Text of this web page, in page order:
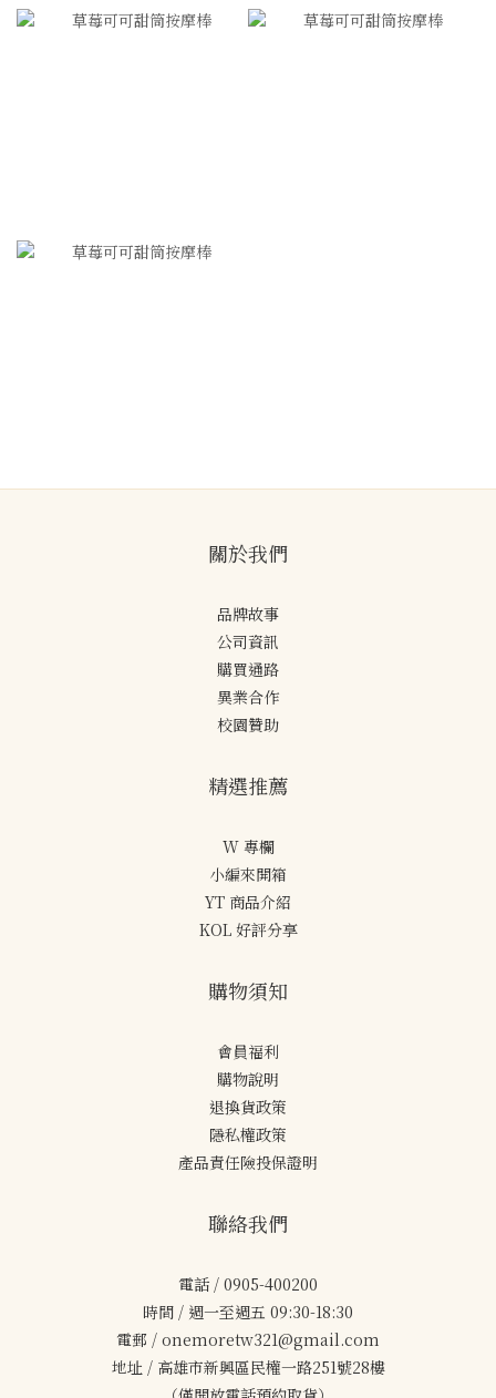
關於我們
品牌故事
公司資訊
購買通路
異業合作
校園贊助
精選推薦
W 專欄
小編來開箱
YT 商品介紹
KOL 好評分享
購物須知
會員福利
購物說明
退換貨政策
隱私權政策
產品責任險投保證明
聯絡我們
電話 / 0905-400200
時間 / 週一至週五 09:30-18:30
電郵 / onemoretw321@gmail.com
地址 / 高雄市新興區民權一路251號28樓